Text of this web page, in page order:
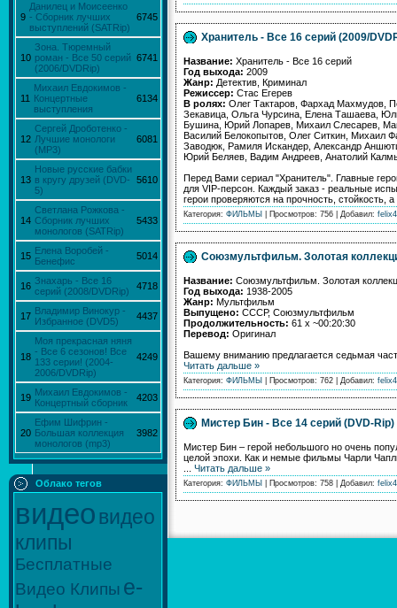
9
Данилец и Моисеенко
- Сборник лучших
выступлений (SATRip)
6745
10
Зона. Тюремный
роман - Все 50 серий
(2006/DVDRip)
6741
11
Михаил Евдокимов -
Концертные
выступления
6134
12
Сергей Дроботенко -
Лучшие монологи
(MP3)
6081
13
Новые русские бабки
в кругу друзей (DVD-
5)
5610
14
Светлана Рожкова -
Сборник лучших
монологов (SATRip)
5433
15 Елена Воробей -
Бенефис
5014
16 Знахарь - Все 16
серий (2008/DVDRip)
4718
17 Владимир Винокур -
Избранное (DVD5)
4437
18
Моя прекрасная няня
- Все 6 сезонов! Все
133 серии! (2004-
2006/DVDRip)
4249
19 Михаил Евдокимов -
Концертный сборник
4203
20
Ефим Шифрин -
Большая коллекция
монологов (mp3)
3982
Облако тегов
видеовидео
клипы
Бесплатные
Видео Клипы e-
Хранитель - Все 16 серий (2009/
Название: Хранитель - Все 16 серий
Год выхода: 2009
Жанр: Детектив, Криминал
Режиссер: Стас Егерев
В ролях: Олег Тактаров, Фархад Махмудов,
Зекавица, Ольга Чурсина, Елена Ташаева,
Бушина, Юрий Лопарев, Михаил Слесарев,
Василий Белокопытов, Олег Ситкин, Михаил
Заводюк, Рамиля Искандер, Александр
Юрий Беляев, Вадим Андреев, Анатолий
Перед Вами сериал "Хранитель". Главные
для VIP-персон. Каждый заказ - реальные
герои проверяются на прочность,
Категория: ФИЛЬМЫ | Просмотров: 756 | Добавил: felix4
Союзмультфильм. Золотая
Название: Союзмультфильм. Золотая
Год выхода: 1938-2005
Жанр: Мультфильм
Выпущено: СССР, Союзмультфильм
Продолжительность: 61 х ~00:20:30
Перевод: Оригинал
Вашему вниманию предлагается седьмая
Читать дальше »
Категория: ФИЛЬМЫ | Просмотров: 762 | Добавил: felix4
Мистер Бин - Все 14 серий (DVD-Rip)
Мистер Бин – герой небольшого но очень
целой эпохи. Как и немые фильмы Чарли
Читать дальше »
Категория: ФИЛЬМЫ | Просмотров: 758 | Добавил: felix4